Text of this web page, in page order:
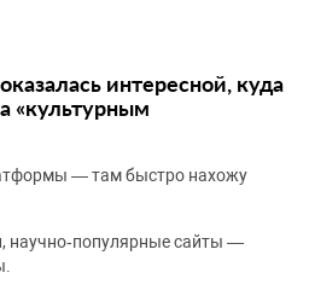
интересной, куда
«культурным
— там быстро нахожу
научно‑популярные сайты —